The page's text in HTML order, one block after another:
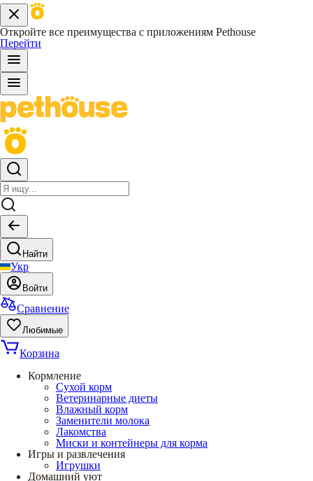
Откройте все преимущества с приложениям Pethouse
Перейти
Найти
Укр
Войти
Сравнение
Любимые
Корзина
Кормление
Сухой корм
Ветеринарные диеты
Влажный корм
Заменители молока
Лакомства
Миски и контейнеры для корма
Игры и развлечения
Игрушки
Домашний уют